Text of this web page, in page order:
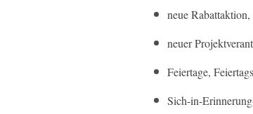
neue Rabattaktion,
neuer
Feiertage,
Sich-in-